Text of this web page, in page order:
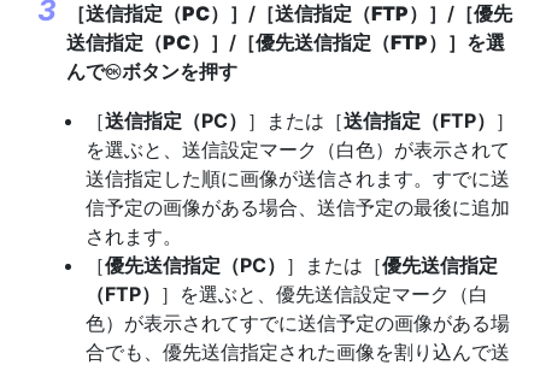
［送信指定（PC） ］/［送信指定（FTP） ］/［優先
送信指定（PC） ］/［優先送信指定（FTP） ］を選
んでJボタンを押す
［送信指定（PC） ］または［送信指定（FTP） ］
を選ぶと、送信設定マーク（白色）が表示されて
送信指定した順に画像が送信されます。すでに送
信予定の画像がある場合、送信予定の最後に追加
されます。
［優先送信指定（PC） ］または［優先送信指定
（FTP） ］を選ぶと、優先送信設定マーク（白
色）が表示されてすでに送信予定の画像がある場
合でも、優先送信指定された画像を割り込んで送